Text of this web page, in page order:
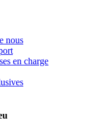
nous
en charge